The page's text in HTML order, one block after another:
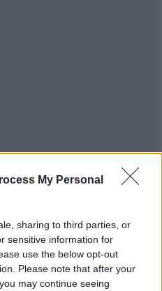
My Personal
sharing to third parties, or
sensitive information for
use the below opt-out
Please note that after your
may continue seeing
6218 2 3 6 le 18
Ska-P